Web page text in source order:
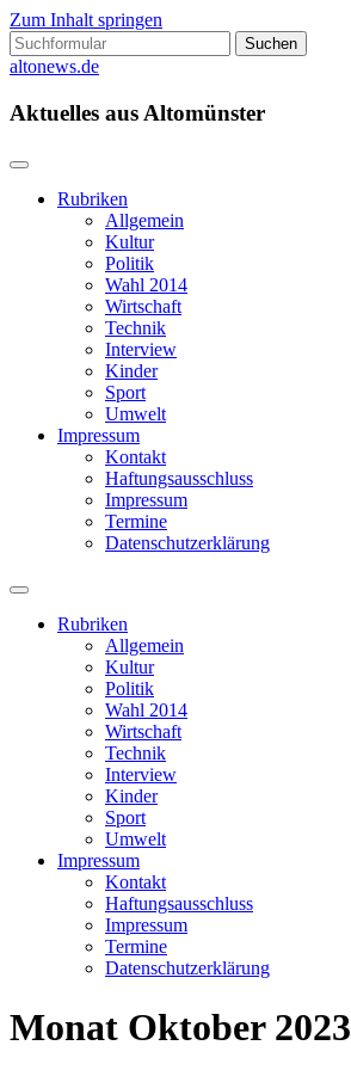
Zum Inhalt springen
Suchen
nach:
altonews.de
Aktuelles aus Altomünster
Rubriken
Allgemein
Kultur
Politik
Wahl 2014
Wirtschaft
Technik
Interview
Kinder
Sport
Umwelt
Impressum
Kontakt
Haftungsausschluss
Impressum
Termine
Datenschutzerklärung
Suchfeld
ein-/ausblenden
Rubriken
Allgemein
Kultur
Politik
Wahl 2014
Wirtschaft
Technik
Interview
Kinder
Sport
Umwelt
Impressum
Kontakt
Haftungsausschluss
Impressum
Termine
Datenschutzerklärung
Monat Oktober 2023